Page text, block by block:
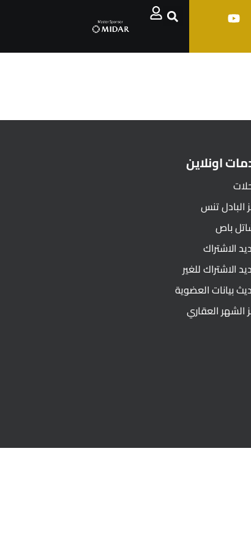
اونلاين
البادل تنس
باص
الاشتراك
الاشتراك للغير
بيانات العضوية
الشهر العقاري